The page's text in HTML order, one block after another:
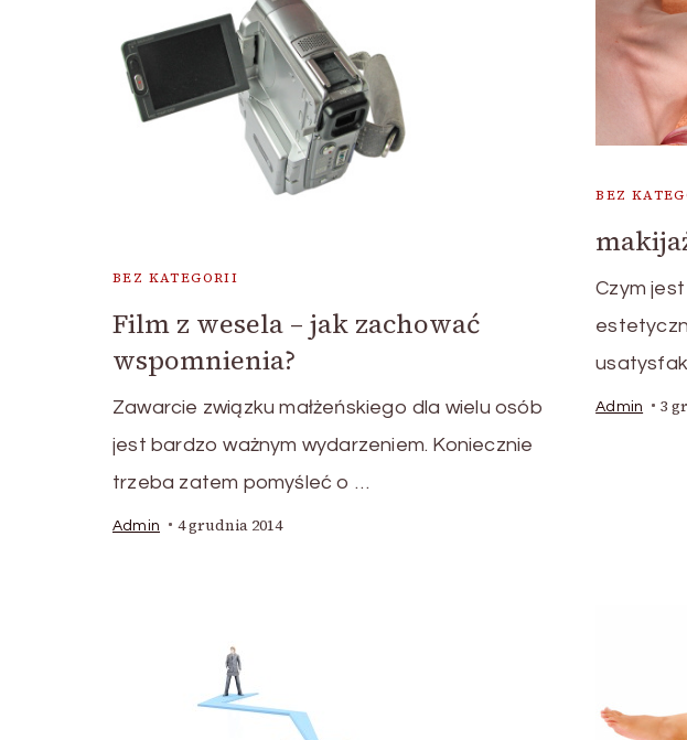
BEZ KATEGORII
Film z wesela – jak zachować
wspomnienia?
Zawarcie związku małżeńskiego dla wielu osób
jest bardzo ważnym wydarzeniem. Koniecznie
trzeba zatem pomyśleć o …
Admin 4 grudnia 2014
BEZ
Czym
Admin 3